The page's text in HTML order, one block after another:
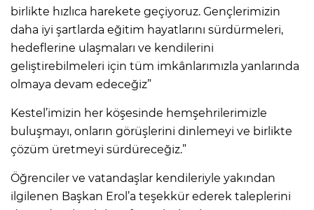
birlikte hızlıca harekete geçiyoruz. Gençlerimizin
daha iyi şartlarda eğitim hayatlarını sürdürmeleri,
hedeflerine ulaşmaları ve kendilerini
geliştirebilmeleri için tüm imkânlarımızla yanlarında
olmaya devam edeceğiz”
Kestel’imizin her köşesinde hemşehrilerimizle
buluşmayı, onların görüşlerini dinlemeyi ve birlikte
çözüm üretmeyi sürdüreceğiz.”
Öğrenciler ve vatandaşlar kendileriyle yakından
ilgilenen Başkan Erol’a teşekkür ederek taleplerini